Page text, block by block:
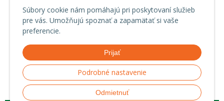
Súbory cookie nám pomáhajú pri poskytovaní služieb
pre vás. Umožňujú spoznať a zapamätať si vaše
preferencie.
Prijať
Podrobné nastavenie
Odmietnuť
Obchodné podmienky
Ochrana osobných údajov
Možnosti platby a doprava
Reklamačný poriadok